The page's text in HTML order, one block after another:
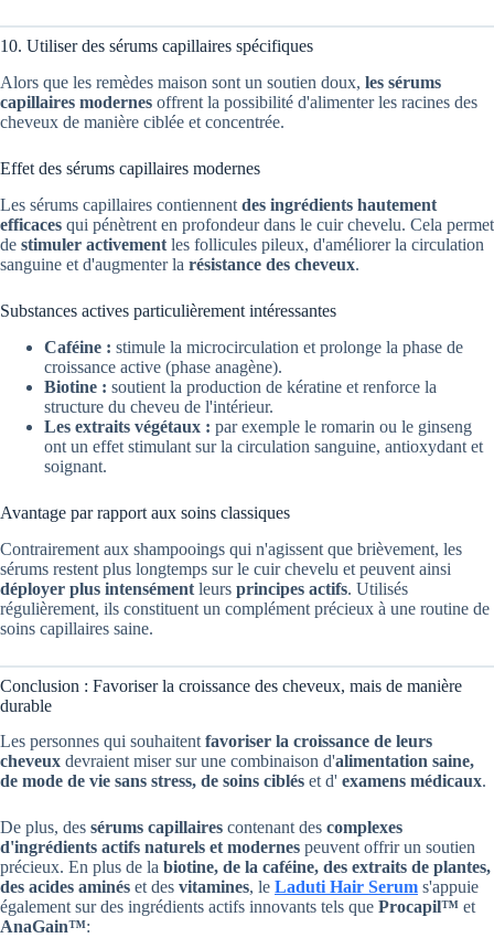
10. Utiliser des sérums capillaires spécifiques
Alors que les remèdes maison sont un soutien doux, les sérums
capillaires modernes offrent la possibilité d'alimenter les racines des
cheveux de manière ciblée et concentrée.
Effet des sérums capillaires modernes
Les sérums capillaires contiennent des ingrédients hautement
efficaces qui pénètrent en profondeur dans le cuir chevelu. Cela permet
de stimuler activement les follicules pileux, d'améliorer la circulation
sanguine et d'augmenter la résistance des cheveux.
Substances actives particulièrement intéressantes
Caféine : stimule la microcirculation et prolonge la phase de
croissance active (phase anagène).
Biotine : soutient la production de kératine et renforce la
structure du cheveu de l'intérieur.
Les extraits végétaux : par exemple le romarin ou le ginseng
ont un effet stimulant sur la circulation sanguine, antioxydant et
soignant.
Avantage par rapport aux soins classiques
Contrairement aux shampooings qui n'agissent que brièvement, les
sérums restent plus longtemps sur le cuir chevelu et peuvent ainsi
déployer plus intensément leurs principes actifs. Utilisés
régulièrement, ils constituent un complément précieux à une routine de
soins capillaires saine.
Conclusion : Favoriser la croissance des cheveux, mais de manière
durable
Les personnes qui souhaitentfavoriser la croissance de leurs
cheveux devraient miser sur une combinaison d'alimentation saine,
de mode de vie sans stress, de soins ciblés et d' examens médicaux.
De plus, des sérums capillaires contenant des complexes
d'ingrédients actifs naturels et modernes peuvent offrir un soutien
précieux. En plus de la biotine, de la caféine, des extraits de plantes,
des acides aminés et des vitamines, le Laduti Hair Serum s'appuie
également sur des ingrédients actifs innovants tels que Procapil™ et
AnaGain™: